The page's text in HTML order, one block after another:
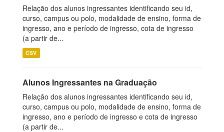
Relação dos alunos ingressantes identificando seu id,
curso, campus ou polo, modalidade de ensino, forma de
ingresso, ano e período de ingresso, cota de ingresso
(a partir de...
CSV
Alunos Ingressantes na Graduação
Relação dos alunos ingressantes identificando seu id,
curso, campus ou polo, modalidade de ensino, forma de
ingresso, ano e período de ingresso e cota de ingresso
(a partir de...